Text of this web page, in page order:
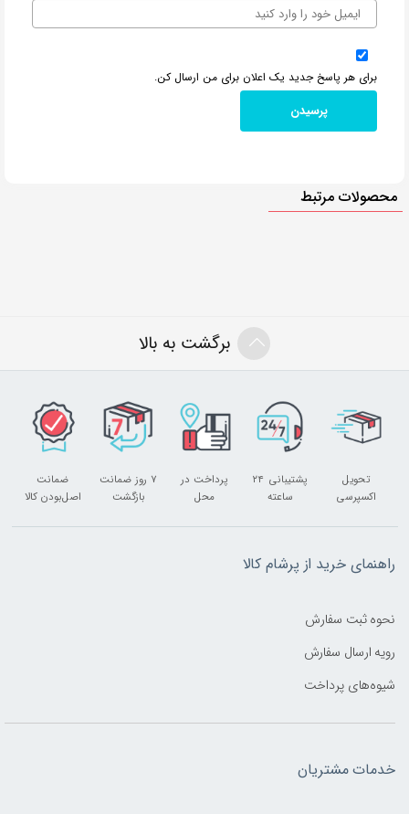
برای هر پاسخ جدید یک اعلان برای من ارسال کن.
محصولات مرتبط
برگشت به بالا
تحویل
اکسپرسی
پشتیبانی ۲۴
ساعته
پرداخت در
محل
۷ روز ضمانت
بازگشت
ضمانت
اصل‌بودن کالا
راهنمای خرید از پرشام کالا
نحوه ثبت سفارش
رویه ارسال سفارش
شیوه‌های پرداخت
خدمات مشتریان